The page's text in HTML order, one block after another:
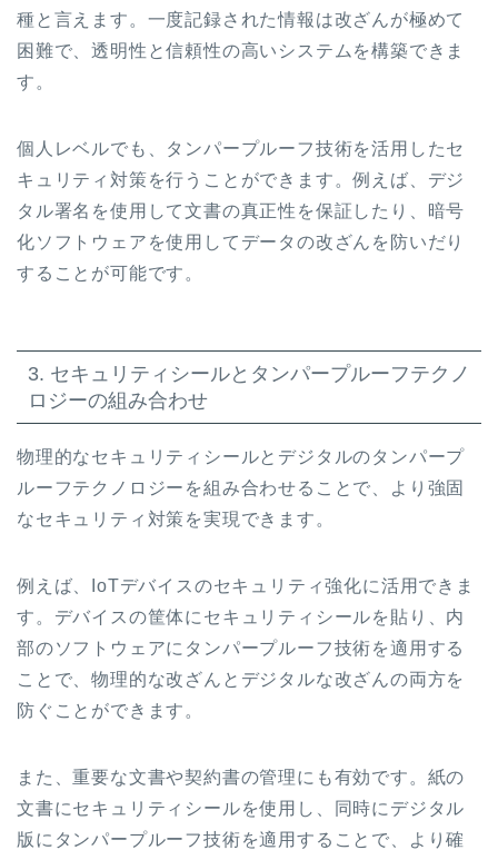
種と言えます。一度記録された情報は改ざんが極めて
困難で、透明性と信頼性の高いシステムを構築できま
す。
個人レベルでも、タンパープルーフ技術を活用したセ
キュリティ対策を行うことができます。例えば、デジ
タル署名を使用して文書の真正性を保証したり、暗号
化ソフトウェアを使用してデータの改ざんを防いだり
することが可能です。
3. セキュリティシールとタンパープルーフテクノ
ロジーの組み合わせ
物理的なセキュリティシールとデジタルのタンパープ
ルーフテクノロジーを組み合わせることで、より強固
なセキュリティ対策を実現できます。
例えば、IoTデバイスのセキュリティ強化に活用できま
す。デバイスの筐体にセキュリティシールを貼り、内
部のソフトウェアにタンパープルーフ技術を適用する
ことで、物理的な改ざんとデジタルな改ざんの両方を
防ぐことができます。
また、重要な文書や契約書の管理にも有効です。紙の
文書にセキュリティシールを使用し、同時にデジタル
版にタンパープルーフ技術を適用することで、より確